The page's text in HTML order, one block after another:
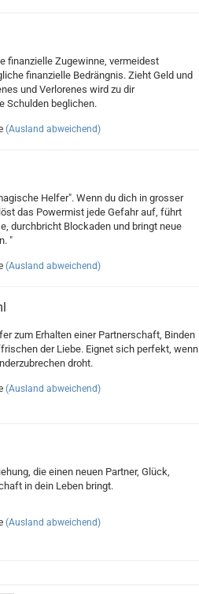
finanzielle Zugewinne, vermeidest
finanzielle Bedrängnis. Zieht Geld und
und Verlorenes wird zu dir
Schulden beglichen.
(Ausland abweichend)
Helfer". Wenn du dich in grosser
das Powermist jede Gefahr auf, führt
durchbricht Blockaden und bringt neue
"
(Ausland abweichend)
zum Erhalten einer Partnerschaft, Binden
der Liebe. Eignet sich perfekt, wenn
droht.
(Ausland abweichend)
die einen neuen Partner, Glück,
in dein Leben bringt.
(Ausland abweichend)